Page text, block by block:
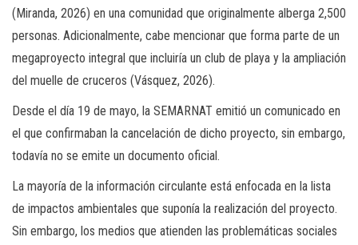
(Miranda, 2026) en una comunidad que originalmente alberga 2,500
personas. Adicionalmente, cabe mencionar que forma parte de un
megaproyecto integral que incluiría un club de playa y la ampliación
del muelle de cruceros (Vásquez, 2026).
Desde el día 19 de mayo, la SEMARNAT emitió un comunicado en
el que confirmaban la cancelación de dicho proyecto, sin embargo,
todavía no se emite un documento oficial.
La mayoría de la información circulante está enfocada en la lista
de impactos ambientales que suponía la realización del proyecto.
Sin embargo, los medios que atienden las problemáticas sociales